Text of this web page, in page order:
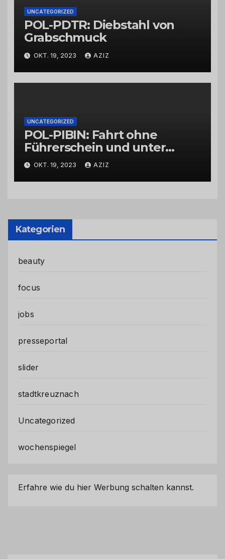
UNCATEGORIZED
POL-PDTR: Diebstahl von
Grabschmuck
OKT. 19, 2023 AZIZ
UNCATEGORIZED
POL-PIBIN: Fahrt ohne
Führerschein und unter
Einfluss von Drogen
OKT. 19, 2023 AZIZ
Kategorien
beauty
focus
jobs
presseportal
slider
stadtkreuznach
Uncategorized
wochenspiegel
Erfahre wie du hier Werbung schalten kannst.